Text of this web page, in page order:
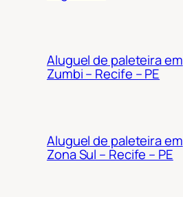
Aluguel de paleteira em
Zumbi – Recife – PE
Aluguel de paleteira em
Zona Sul – Recife – PE